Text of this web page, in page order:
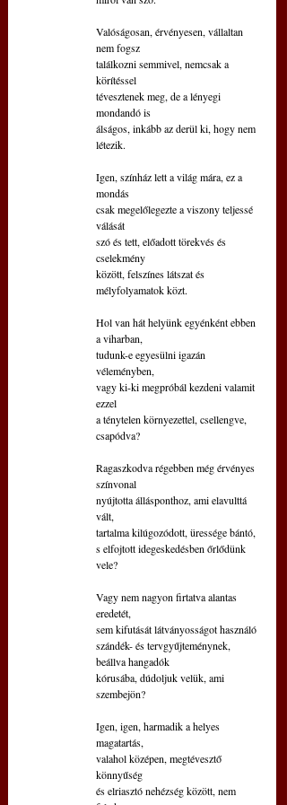
Valóságosan, érvényesen, vállaltan
nem fogsz
találkozni semmivel, nemcsak a
körítéssel
tévesztenek meg, de a lényegi
mondandó is
álságos, inkább az derül ki, hogy nem
létezik.
Igen, színház lett a világ mára, ez a
mondás
csak megelőlegezte a viszony teljessé
válását
szó és tett, előadott törekvés és
cselekmény
között, felszínes látszat és
mélyfolyamatok közt.
Hol van hát helyünk egyénként ebben
a viharban,
tudunk-e egyesülni igazán
véleményben,
vagy ki-ki megpróbál kezdeni valamit
ezzel
a ténytelen környezettel, csellengve,
csapódva?
Ragaszkodva régebben még érvényes
színvonal
nyújtotta állásponthoz, ami elavulttá
vált,
tartalma kilúgozódott, üressége bántó,
s elfojtott idegeskedésben őrlődünk
vele?
Vagy nem nagyon firtatva alantas
eredetét,
sem kifutását látványosságot használó
szándék- és tervgyűjteménynek,
beállva hangadók
kórusába, dúdoljuk velük, ami
szembejön?
Igen, igen, harmadik a helyes
magatartás,
valahol középen, megtévesztő
könnyűség
és elriasztó nehézség között, nem